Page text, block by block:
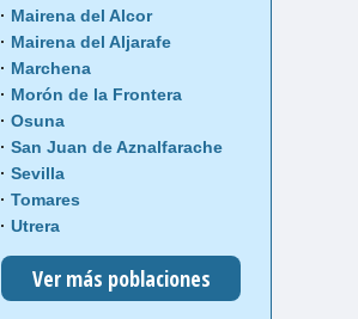
Mairena del Alcor
Mairena del Aljarafe
Marchena
Morón de la Frontera
Osuna
San Juan de Aznalfarache
Sevilla
Tomares
Utrera
Ver más poblaciones